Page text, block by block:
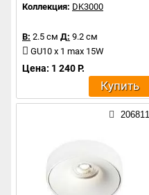
Коллекция: DK3000
В: 2.5 см Д: 9.2 см
GU10 x 1 max 15W
Цена: 1 240 Р.
Купить
206811